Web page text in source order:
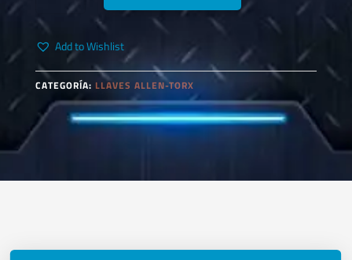
(PACKX2UND)
CANTIDAD
Add to Wishlist
CATEGORÍA: LLAVES ALLEN-TORX